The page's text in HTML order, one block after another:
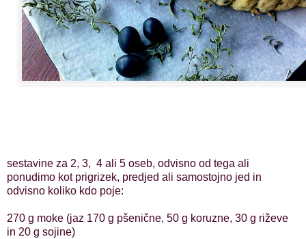
sestavine za 2, 3, 4 ali 5 oseb, odvisno od tega ali
ponudimo kot prigrizek, predjed ali samostojno jed in
odvisno koliko kdo poje:
270 g moke (jaz 170 g pšenične, 50 g koruzne, 30 g riževe
in 20 g sojine)